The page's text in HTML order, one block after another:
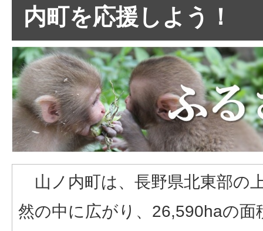
内町を応援しよう！
山ノ内町は、長野県北東部の
然の中に広がり、26,590haの面